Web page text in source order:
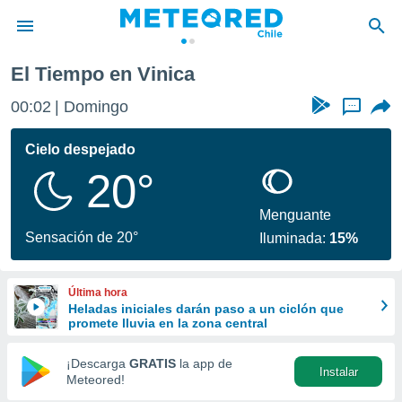
de
por
se
calidad.
a este
las
y
forma
digital
basada
El Tiempo en Vinica
00:02 Domingo ...
Cielo despejado
20°
Sensación de 20°
Menguante
Iluminada: 15%
Última hora
Heladas iniciales darán paso a un ciclón que
promete lluvia en la zona central
¡Descarga GRATIS la app de
Meteored!
Instalar